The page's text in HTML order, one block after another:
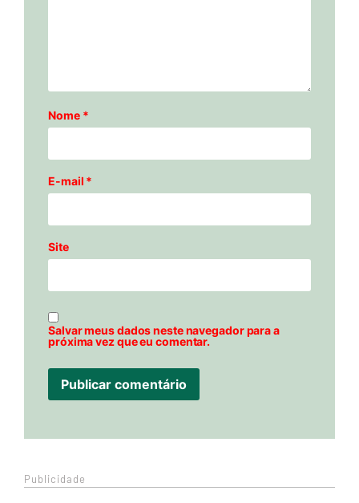
Nome *
E-mail *
Site
Salvar meus dados neste navegador para a
próxima vez que eu comentar.
Publicidade